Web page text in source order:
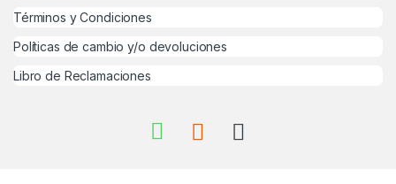
Términos y Condiciones
Políticas de cambio y/o devoluciones
Libro de Reclamaciones